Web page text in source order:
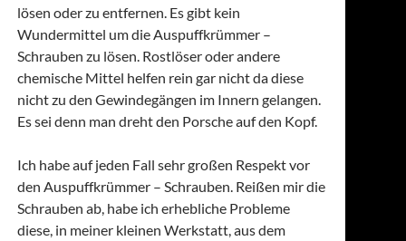
lösen oder zu entfernen. Es gibt kein
Wundermittel um die Auspuffkrümmer –
Schrauben zu lösen. Rostlöser oder andere
chemische Mittel helfen rein gar nicht da diese
nicht zu den Gewindegängen im Innern gelangen.
Es sei denn man dreht den Porsche auf den Kopf.
Ich habe auf jeden Fall sehr großen Respekt vor
den Auspuffkrümmer – Schrauben. Reißen mir die
Schrauben ab, habe ich erhebliche Probleme
diese, in meiner kleinen Werkstatt, aus dem